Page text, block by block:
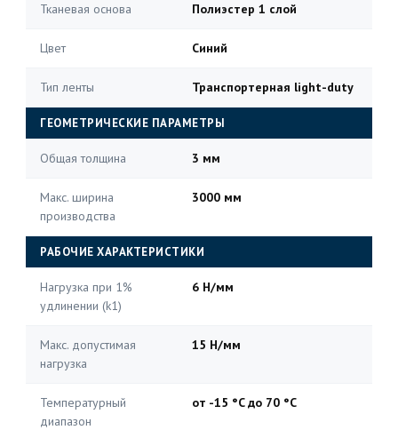
Тканевая основа Полиэстер 1 слой
Цвет Синий
Тип ленты Транспортерная light-duty
ГЕОМЕТРИЧЕСКИЕ ПАРАМЕТРЫ
Общая толщина 3 мм
Макс. ширина
производства
3000 мм
РАБОЧИЕ ХАРАКТЕРИСТИКИ
Нагрузка при 1%
удлинении (k1)
6 Н/мм
Макс. допустимая
нагрузка
15 Н/мм
Температурный
диапазон
от -15 °C до 70 °C